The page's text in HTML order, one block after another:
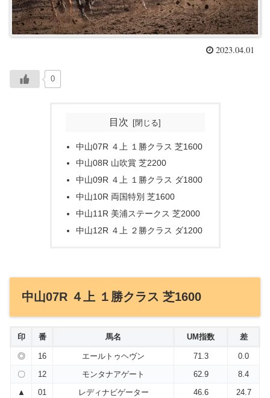
2023.04.01
0
目次
中山07R ４上 １勝クラス 芝1600
中山08R 山吹賞 芝2200
中山09R ４上 １勝クラス ダ1800
中山10R 両国特別 芝1600
中山11R 美浦ステークス 芝2000
中山12R ４上 ２勝クラス ダ1200
中山07R ４上 １勝クラス 芝1600
印 番 馬名 UM指数 差
◎ 16 エールトゥヘヴン 71.3
0.0
〇
12 モンタナアゲート 62.9
8.4
▲
01 レディナビゲーター 46.6
24.7